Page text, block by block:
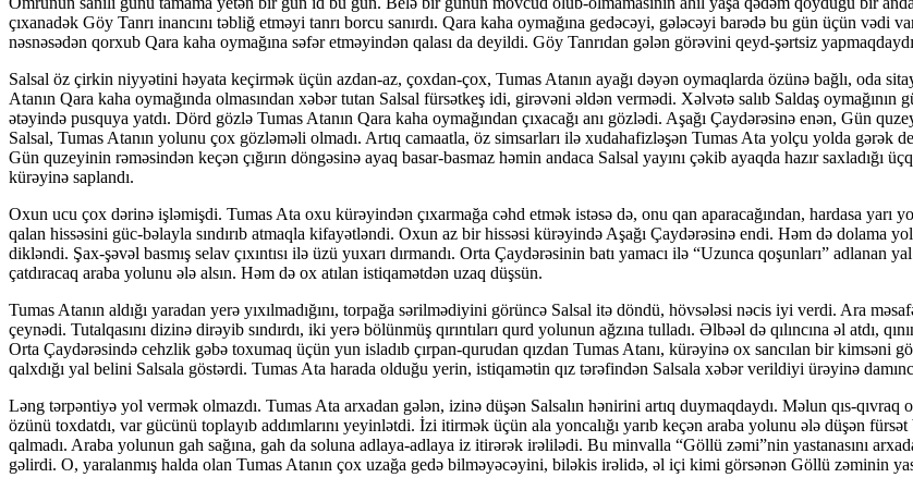
çıxanadək Göy Tanrı inancını təbliğ et­mə­yi tanrı borcu sanırdı. Qara kaha oymağına gedəcəyi, gələcəyi barədə bu gün üçün vədi
nəsnəsədən qorxub Qara kaha oymağına səfər etməyindən qalası da deyildi. Göy Tanrıdan gələn görəvini qeyd-şərtsiz
Salsal öz çirkin niyyətini həyata keçirmək üçün azdan-az, çoxdan-çox, Tumas Atanın ayağı dəyən oymaqlarda özünə bağlı, oda
Atanın Qara kaha oymağında olmasından xəbər tutan Salsal fürsətkeş idi, girəvəni əldən vermədi. Xəlvətə salıb Saldaş
ətəyində pusquya yatdı. Dörd gözlə Tumas Atanın Qara kaha oymağından çıxacağı anı gözlədi. Aşağı Çaydərəsinə enən, Gün
Salsal, Tumas Atanın yolunu çox gözləməli olmadı. Artıq camaatla, öz simsarları ilə xudahafizləşən Tumas Ata yolçu yolda gərək
Gün quzeyinin rəməsindən keçən çığırın döngəsinə ayaq basar-basmaz həmin andaca Salsal yayını çəkib ayaqda hazır saxladığı
kürəyinə saplandı.
Oxun ucu çox dərinə işləmişdi. Tumas Ata oxu kürə­yin­dən çıxarmağa cəhd etmək istəsə də, onu qan aparacağından, hardasa yarı
qalan hissəsini güc-bəlayla sındırıb atmaqla kifayətləndi. Oxun az bir hissəsi kürəyində Aşağı Çay­də­rə­sinə endi. Həm də dolama
dikləndi. Şax-şəvəl bas­mış selav çıxıntısı ilə üzü yuxarı dırmandı. Orta Çaydərəsinin batı yamacı ilə “Uzunca qoşunları”
çatdıracaq ara­ba yolunu ələ alsın. Həm də ox atılan istiqamətdən uzaq düşsün.
Tumas Atanın aldığı yaradan yerə yıxılmadığını, torpağa sərilmədiyini görüncə Salsal itə döndü, hövsələsi nəcis iyi verdi. Ara
çeynədi. Tutalqasını dizinə dirəyib sındırdı, iki yerə bölünmüş qırıntıları qurd yolunun ağzına tulladı. Əlbəəl də qılıncına əl atdı,
Orta Çaydərəsində cehzlik gəbə toxumaq üçün yun isladıb çırpan-qurudan qızdan Tu­mas Atanı, kürəyinə ox sancılan bir kimsəni
qalxdığı yal belini Salsala göstərdi. Tumas Ata harada olduğu yerin, istiqamətin qız tərəfindən Salsala xəbər verildiyi ürəyinə
Ləng tərpəntiyə yol vermək olmazdı. Tumas Ata arxadan gələn, izinə düşən Salsalın hənirini artıq duymaqdaydı. Məlun qıs-
özünü toxdatdı, var gücünü toplayıb ad­dım­larını yeyinlətdi. İzi itirmək üçün ala yoncalığı yarıb keçən araba yolunu ələ düşən
qalmadı. Araba yolunun gah sağına, gah da soluna adlaya-adlaya iz itirərək irəlilədi. Bu minvalla “Göllü zəmi”nin yastanasını
gəlirdi. O, yaralanmış halda olan Tumas Atanın çox uzağa gedə bilmə­yəcəyini, biləkis irəlidə, əl içi kimi görsənən Göllü zəminin